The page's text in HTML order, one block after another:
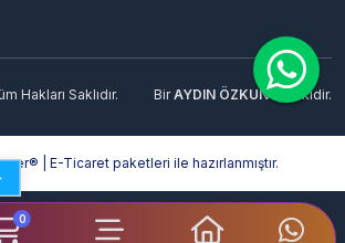
0
Hakları Saklıdır. BirAYDIN ÖZKUNİştirakidir.
| E-Ticaret paketleri ile hazırlanmıştır.